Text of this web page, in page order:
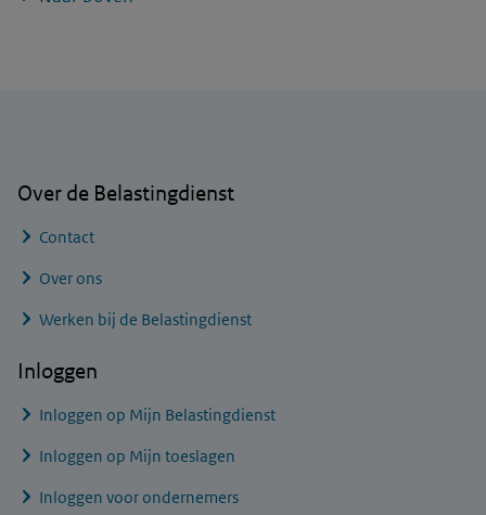
Over de Belastingdienst
Contact
Over ons
Werken bij de Belastingdienst
Inloggen
Inloggen op Mijn Belastingdienst
Inloggen op Mijn toeslagen
Inloggen voor ondernemers